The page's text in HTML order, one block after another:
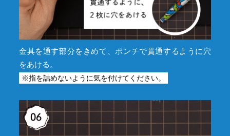
金具を通す部分をきめて、ポンチで貫通するように穴
をあける。
※指を詰めないように気を付けてください。